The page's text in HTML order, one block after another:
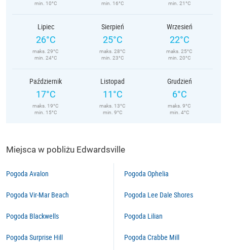
min. 10°C
min. 16°C
min. 21°C
Lipiec
26°C
maks. 29°C
min. 24°C
Sierpień
25°C
maks. 28°C
min. 23°C
Wrzesień
22°C
maks. 25°C
min. 20°C
Październik
17°C
maks. 19°C
min. 15°C
Listopad
11°C
maks. 13°C
min. 9°C
Grudzień
6°C
maks. 9°C
min. 4°C
Miejsca w pobliżu Edwardsville
Pogoda Avalon
Pogoda Vir-Mar Beach
Pogoda Blackwells
Pogoda Surprise Hill
Pogoda Ophelia
Pogoda Lee Dale Shores
Pogoda Lilian
Pogoda Crabbe Mill